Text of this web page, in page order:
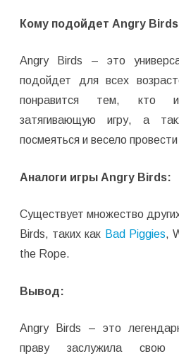
Кому подойдет Angry
Angry Birds – это
подойдет для всех
понравится тем, кто
затягивающую игру, а
посмеяться и весело
Аналоги игры Angry Birds:
Существует множество
Birds, таких как Bad Piggies,
the Rope.
Вывод:
Angry Birds – это
праву заслужила свою